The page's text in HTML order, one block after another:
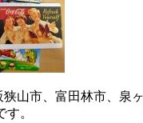
山市、富田林市、泉
。